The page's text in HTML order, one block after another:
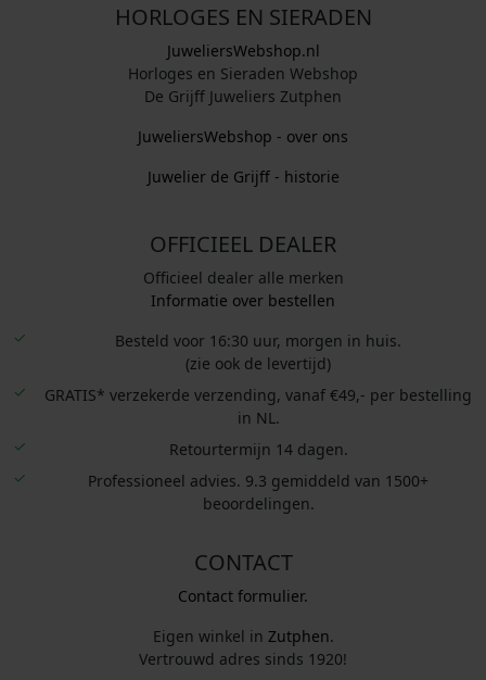
HORLOGES EN SIERADEN
JuweliersWebshop.nl
Horloges en Sieraden Webshop
De Grijff Juweliers Zutphen
JuweliersWebshop - over ons
Juwelier de Grijff - historie
OFFICIEEL DEALER
Officieel dealer alle merken
Informatie over bestellen
Besteld voor 16:30 uur, morgen in huis.
(zie ook de levertijd)
GRATIS* verzekerde verzending, vanaf €49,- per bestelling
in NL.
Retourtermijn 14 dagen.
Professioneel advies. 9.3 gemiddeld van 1500+
beoordelingen.
CONTACT
Contact formulier.
Eigen winkel in Zutphen.
Vertrouwd adres sinds 1920!